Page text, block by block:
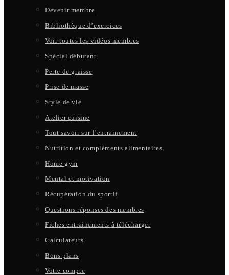
Devenir membre
Bibliothèque d’exercices
Voir toutes les vidéos membres
Spécial débutant
Perte de graisse
Prise de masse
Style de vie
Atelier cuisine
Tout savoir sur l’entrainement
Nutrition et compléments alimentaires
Home gym
Mental et motivation
Récupération du sportif
Questions réponses des membres
Fiches entrainements à télécharger
Calculateurs
Bons plans
Votre compte